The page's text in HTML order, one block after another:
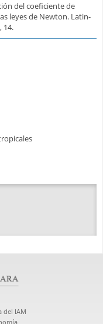
del coeficiente de
leyes de Newton. Latin-
14.
del IAM